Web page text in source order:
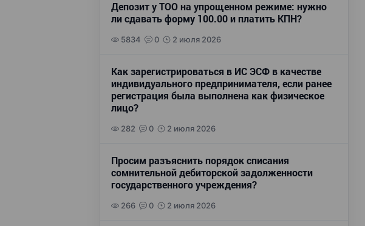
Депозит у ТОО на упрощенном режиме: нужно
ли сдавать форму 100.00 и платить КПН?
5834 0 2 июля 2026
Как зарегистрироваться в ИС ЭСФ в качестве
индивидуального предпринимателя, если ранее
регистрация была выполнена как физическое
лицо?
282 0 2 июля 2026
Просим разъяснить порядок списания
сомнительной дебиторской задолженности
государственного учреждения?
266 0 2 июля 2026